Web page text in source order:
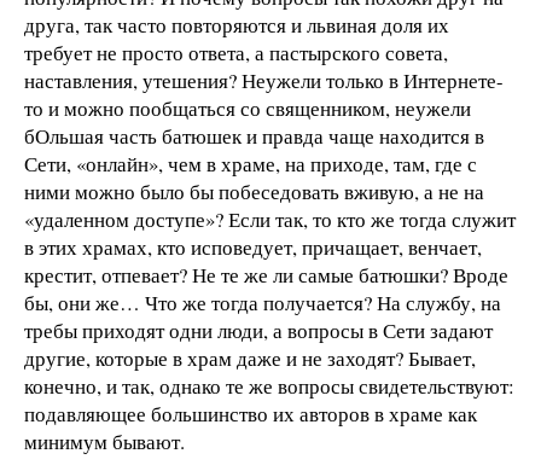
друга, так часто повторяются и львиная доля их
требует не просто ответа, а пастырского совета,
наставления, утешения? Неужели только в Интернете-
то и можно пообщаться со священником, неужели
бОльшая часть батюшек и правда чаще находится в
Сети, «онлайн», чем в храме, на приходе, там, где с
ними можно было бы побеседовать вживую, а не на
«удаленном доступе»? Если так, то кто же тогда служит
в этих храмах, кто исповедует, причащает, венчает,
крестит, отпевает? Не те же ли самые батюшки? Вроде
бы, они же… Что же тогда получается? На службу, на
требы приходят одни люди, а вопросы в Сети задают
другие, которые в храм даже и не заходят? Бывает,
конечно, и так, однако те же вопросы свидетельствуют:
подавляющее большинство их авторов в храме как
минимум бывают.